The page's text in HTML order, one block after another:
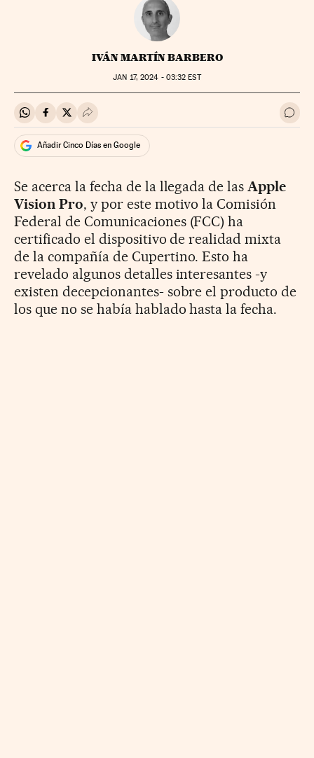
IVÁN MARTÍN BARBERO
JAN 17, 2024 - 03:32 EST
Compartir en Whatsapp
Compartir en Facebook
Compartir en Twitter
Desplegar Redes Sociales Ir a
Añadir Cinco Días en Google
Se acerca la fecha de la llegada de lasApple
Vision Pro, y por este motivo la Comisión
Federal de Comunicaciones (FCC) ha
certificado el dispositivo de realidad mixta
de la compañía de Cupertino. Esto ha
revelado algunos detalles interesantes -y
existen decepcionantes- sobre el producto de
los que no se había hablado hasta la fecha.